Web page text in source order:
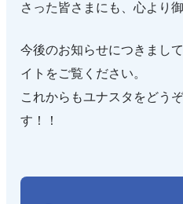
さった皆さまにも、心より
今後のお知らせにつきまし
イトをご覧ください。
これからもユナスタをどう
す！！